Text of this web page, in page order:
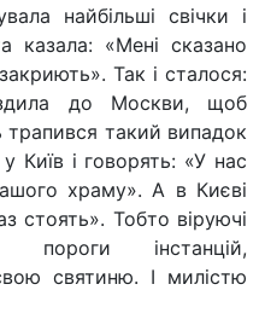
найбільші свічки і
казала: «Мені сказано
Так і сталося:
до Москви, щоб
такий випадок
і говорять: «У нас
храму». А в Києві
стоять». Тобто віруючі
пороги інстанцій,
святиню. І милістю